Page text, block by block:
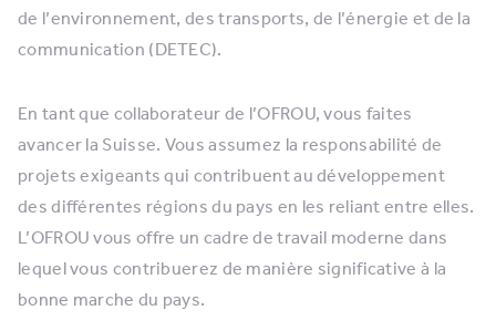
de l’environnement, des transports, de l’énergie et de la
communication (DETEC).
En tant que collaborateur de l’OFROU, vous faites
avancer la Suisse. Vous assumez la responsabilité de
projets exigeants qui contribuent au développement
des différentes régions du pays en les reliant entre elles.
L’OFROU vous offre un cadre de travail moderne dans
lequel vous contribuerez de manière significative à la
bonne marche du pays.